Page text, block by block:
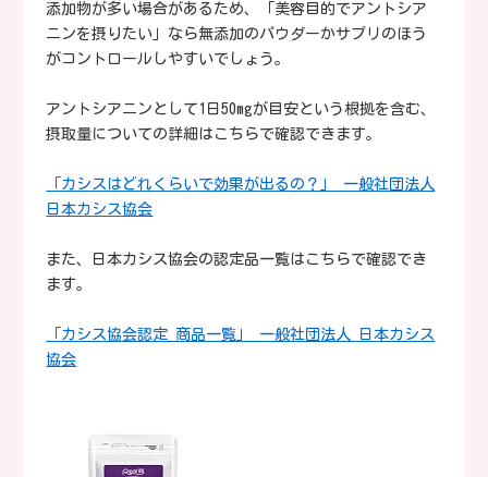
添加物が多い場合があるため、「美容目的でアントシア
ニンを摂りたい」なら無添加のパウダーかサプリのほう
がコントロールしやすいでしょう。
アントシアニンとして1日50mgが目安という根拠を含む、
摂取量についての詳細はこちらで確認できます。
「カシスはどれくらいで効果が出るの？」 一般社団法人
日本カシス協会
また、日本カシス協会の認定品一覧はこちらで確認でき
ます。
「カシス協会認定 商品一覧」 一般社団法人 日本カシス
協会